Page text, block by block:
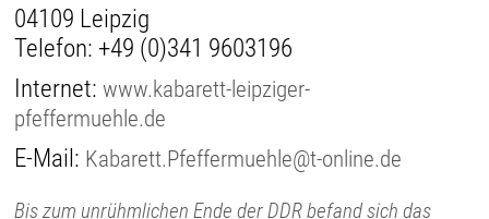
04109 Leipzig
Telefon: +49 (0)341 9603196
Internet:www.kabarett-leipziger-
pfeffermuehle.de
E-Mail: Kabarett.Pfeffermuehle@t-online.de
Bis zum unrühmlichen Ende der DDR befand sich das